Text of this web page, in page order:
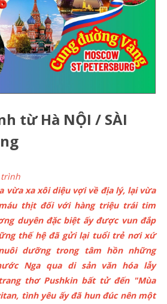
từ Hà NỘI / SÀI
trình
vừa xa xôi diệu vợi về địa lý, lại vừa
thịt đối với hàng triệu trái tim
duyên đặc biệt ấy được vun đắp
thế hệ đã gửi lại tuổi trẻ nơi xứ
dưỡng trong tâm hồn những
Nga qua di sản văn hóa lẫy
thơ Pushkin bất tử đến "Mùa
tình yêu ấy đã hun đúc nên một